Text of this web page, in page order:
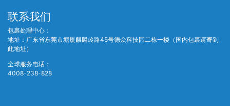
联系我们
包裹处理中心：
地址：广东省东莞市塘厦麒麟岭路45号德众科技园二栋一楼（国内包裹请寄到
此地址）
全球服务电话：
4008-238-828